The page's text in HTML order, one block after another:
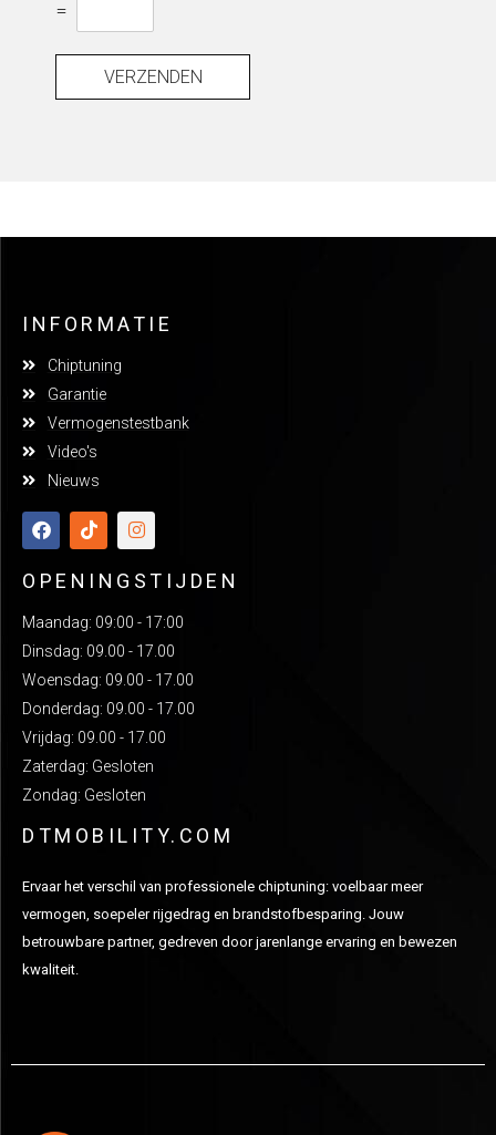
=
VERZENDEN
INFORMATIE
Chiptuning
Garantie
Vermogenstestbank
Video's
Nieuws
OPENINGSTIJDEN
Maandag: 09:00 - 17:00
Dinsdag: 09.00 - 17.00
Woensdag: 09.00 - 17.00
Donderdag: 09.00 - 17.00
Vrijdag: 09.00 - 17.00
Zaterdag: Gesloten
Zondag: Gesloten
DTMOBILITY.COM
Ervaar het verschil van professionele chiptuning: voelbaar meer
vermogen, soepeler rijgedrag en brandstofbesparing. Jouw
betrouwbare partner, gedreven door jarenlange ervaring en bewezen
kwaliteit.